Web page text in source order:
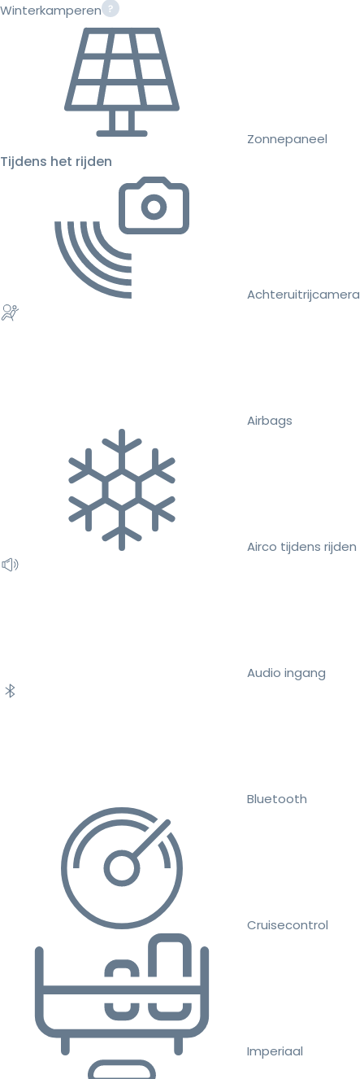
Winterkamperen
Zonnepaneel
Tijdens het rijden
Achteruitrijcamera
Airbags
Airco tijdens rijden
Audio ingang
Bluetooth
Cruisecontrol
Imperiaal